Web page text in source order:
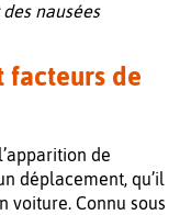
nausées
facteurs de
de
déplacement, qu’il
voiture. Connu sous